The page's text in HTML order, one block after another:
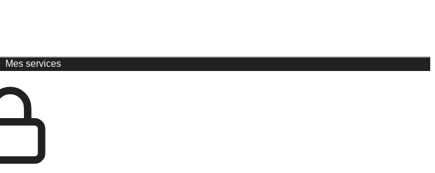
Mes services